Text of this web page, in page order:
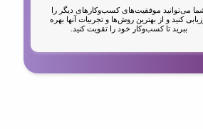
می‌توانید موفقیت‌های کسب‌وکارهای دیگر را
کنید و از بهترین روش‌ها و تجربیات آنها بهره
ببرید تا کسب‌وکار خود را تقویت کنید.